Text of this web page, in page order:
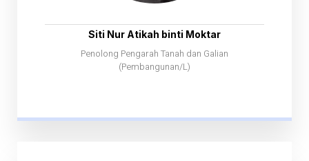
Siti Nur Atikah binti Moktar
Penolong Pengarah Tanah dan Galian
(Pembangunan/L)